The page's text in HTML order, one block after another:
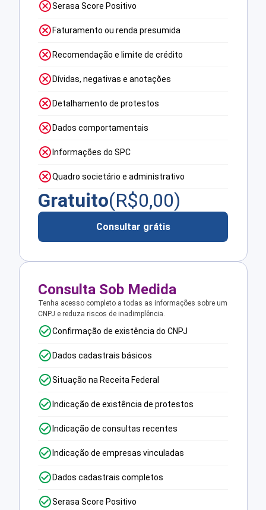
Serasa Score Positivo
Faturamento ou renda presumida
Recomendação e limite de crédito
Dívidas, negativas e anotações
Detalhamento de protestos
Dados comportamentais
Informações do SPC
Quadro societário e administrativo
Gratuito(R$0,00)
Consultar grátis
Consulta Sob Medida
Tenha acesso completo a todas as informações sobre um
CNPJ e reduza riscos de inadimplência.
Confirmação de existência do CNPJ
Dados cadastrais básicos
Situação na Receita Federal
Indicação de existência de protestos
Indicação de consultas recentes
Indicação de empresas vinculadas
Dados cadastrais completos
Serasa Score Positivo